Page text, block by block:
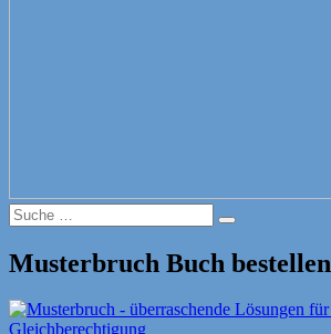
Suche
nach:
Suche
Musterbruch Buch bestellen